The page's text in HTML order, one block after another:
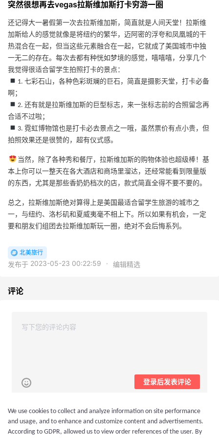
突然很想再去vegas拉斯维加斯打卡穷游一圈
还记得大一暑假第一次去拉斯维加斯，简直就是人间天堂！拉斯维
加斯给人的感觉就像是将纽约的繁华，迈阿密的浮夸和凤凰城的干
热混合在一起，但当这些元素融合在一起，它就成了美国城市中独
一无二的存在。每次去都有种恍如梦境的感觉，嘻嘻嘻，分享几个
我觉得很适合留学生拍照打卡的景点：
1. 七彩石山，各种色彩斑斓的巨石，简直是摄影天堂，打卡必备
啊；
2. 还有就是拉斯维加斯的巨型标志，来一张标志前的合照留念再
合适不过啦；
3. 霓虹博物馆也是打卡必去景点之一哦，虽然票价有点小贵，但
拍照效果还是很赞的，超有仪式感。
当然，除了各种秀和餐厅，拉斯维加斯的购物体验也超级棒！基
本上你可以一整天在各大酒店和商场里溜达，还经常能看到限量版
的东西，尤其是那些香奶奶档次的店，款式简直全得不要不要的。
总之，拉斯维加斯绝对算得上是美国最适合留学生旅游的城市之
一，与纽约、洛杉矶和夏威夷毫不相上下。所以如果有机会，一定
要和朋友们组团去拉斯维加斯玩一圈，绝对不会后悔系列。
北美旅行
发布于 2023-05-23 00:22:59 · 编辑精选
评论
登录后发表评论
最新
我我我是钱欢欢
We use cookies to collect and analyze information on site performance
and usage, and to enhance and customize content and advertisements.
According to GDPR, allowed us to view order references of the user. By